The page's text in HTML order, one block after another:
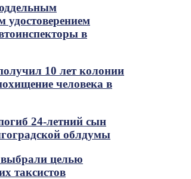
удостоверением
в
10 лет колонии
человека в
24-летний сын
облдумы
целью
таксистов